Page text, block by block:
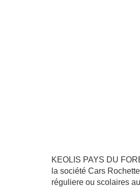
KEOLIS PAYS DU
la société Cars
réguliere ou scolaires